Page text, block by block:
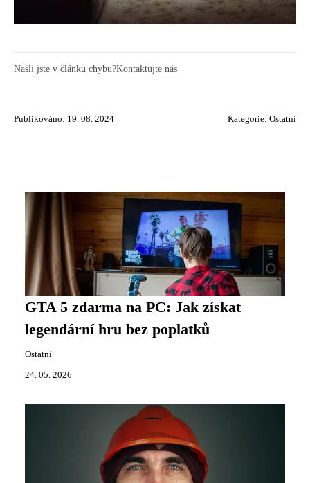
Našli jste v článku chybu?Kontaktujte nás
Publikováno: 19. 08. 2024 Kategorie: Ostatní
GTA 5 zdarma na PC: Jak získat
legendární hru bez poplatků
Ostatní
24. 05. 2026